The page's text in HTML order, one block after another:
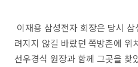
이재용 삼성전자 회장은 당시
려지지 않길 바랐던 쪽방촌에 위
선우경식 원장과 함께 그곳을 찾